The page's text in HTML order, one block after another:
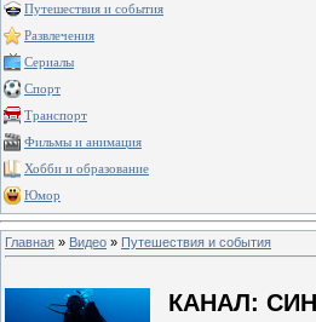
Путешествия и события
Развлечения
Сериалы
Спорт
Транспорт
Фильмы и анимация
Хобби и образование
Юмор
Главная » Видео » Путешествия и события
КАНАЛ: